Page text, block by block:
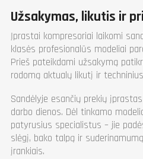
Užsakymas, likutis ir
Įprastai kompresoriai laikomi
klasės profesionalūs modeliai
Prieš pateikdami užsakymą
rodomą aktualų likutį ir
Sandėlyje esančių prekių
darbo dienos. Dėl tinkamo
patyrusius specialistus – jie
slėgį, bako talpą ir
įrankiais.